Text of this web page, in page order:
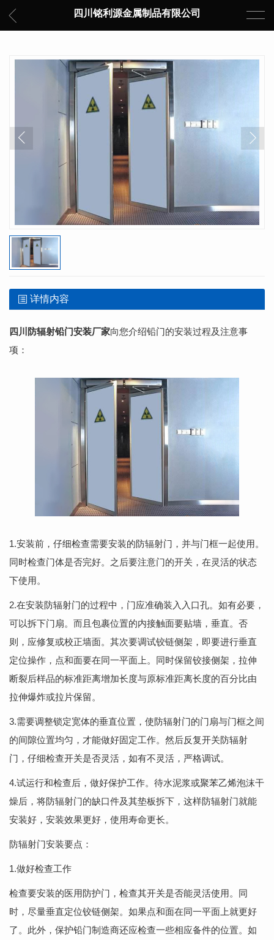
四川铭利源金属制品有限公司
详情内容
四川防辐射铅门安装厂家向您介绍铅门的安装过程及注意事
项：
1.安装前，仔细检查需要安装的防辐射门，并与门框一起使用。
同时检查门体是否完好。之后要注意门的开关，在灵活的状态
下使用。
2.在安装防辐射门的过程中，门应准确装入入口孔。如有必要，
可以拆下门扇。而且包裹位置的内接触面要贴墙，垂直。否
则，应修复或校正墙面。其次要调试铰链侧架，即要进行垂直
定位操作，点和面要在同一平面上。同时保留铰接侧架，拉伸
断裂后样品的标准距离增加长度与原标准距离长度的百分比由
拉伸爆炸或拉片保留。
3.需要调整锁定宽体的垂直位置，使防辐射门的门扇与门框之间
的间隙位置均匀，才能做好固定工作。然后反复开关防辐射
门，仔细检查开关是否灵活，如有不灵活，严格调试。
4.试运行和检查后，做好保护工作。待水泥浆或聚苯乙烯泡沫干
燥后，将防辐射门的缺口件及其垫板拆下，这样防辐射门就能
安装好，安装效果更好，使用寿命更长。
防辐射门安装要点：
1.做好检查工作
检查要安装的医用防护门，检查其开关是否能灵活使用。同
时，尽量垂直定位铰链侧架。如果点和面在同一平面上就更好
了。此外，保护铅门制造商还应检查一些相应备件的位置。如